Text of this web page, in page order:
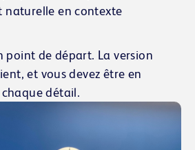
naturelle en contexte
point de départ. La version
et vous devez être en
chaque détail.